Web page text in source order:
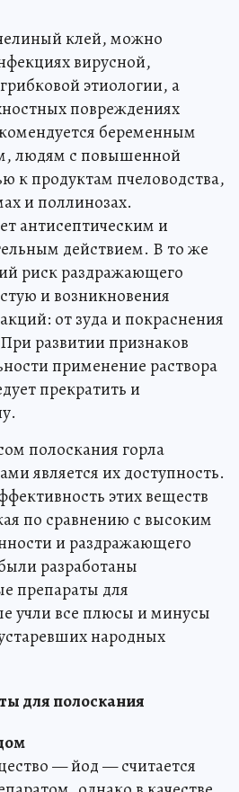
клей, можно
вирусной,
этиологии, а
повреждениях
беременным
людям с повышенной
к продуктам пчеловодства,
и поллинозах.
антисептическим и
действием. В то же
риск раздражающего
и возникновения
от зуда и покраснения
развитии признаков
применение раствора
прекратить и
полоскания горла
является их доступность.
этих веществ
по сравнению с высоким
и раздражающего
разработаны
препараты для
учли все плюсы и минусы
народных
для полоскания
— йод — считается